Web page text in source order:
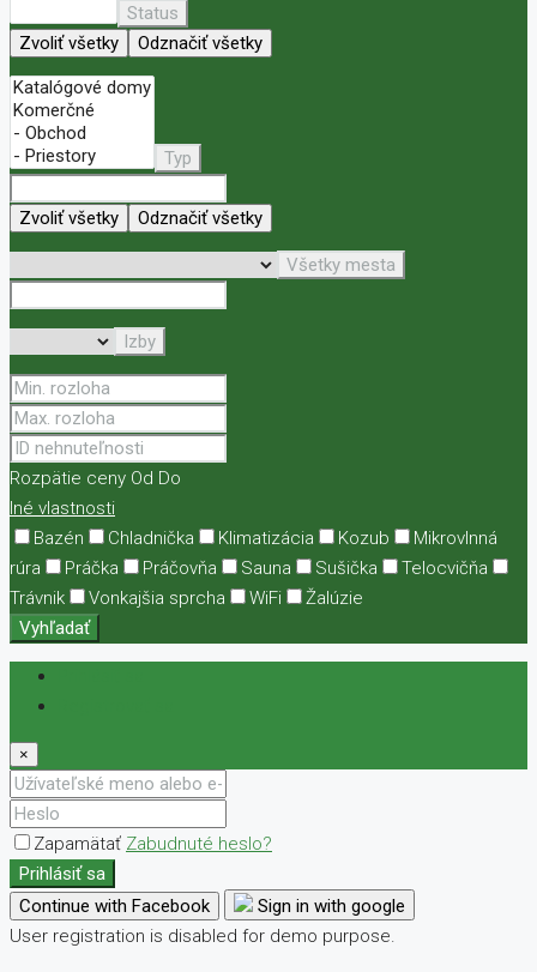
Status
Zvoliť všetky
Odznačiť všetky
Typ
Zvoliť všetky Odznačiť všetky
Všetky mesta
Izby
Rozpätie ceny Od Do
Iné vlastnosti
Bazén
Chladnička Klimatizácia Kozub
Mikrovlnná
rúra
Práčka Práčovňa Sauna Sušička
Telocvičňa
Trávnik
Vonkajšia sprcha WiFi
Žalúzie
Vyhľadať
×
Zapamätať Zabudnuté heslo?
Prihlásiť sa
Continue with Facebook
Sign in with google
User registration is disabled for demo purpose.